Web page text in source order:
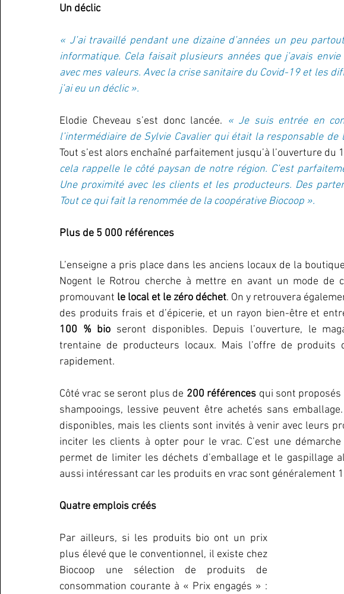
Un déclic
« J’ai travaillé pendant une dizaine d’années un peu
informatique. Cela faisait plusieurs années que j’avais
avec mes valeurs. Avec la crise sanitaire du Covid-19 et les
j’ai eu un déclic ».
Elodie Cheveau s’est donc lancée. « Je suis entrée en
Tout s’est alors enchaîné parfaitement jusqu’à l’ouverture du
cela rappelle le côté paysan de notre région. C’est
Une proximité avec les clients et les producteurs. Des
Tout ce qui fait la renommée de la coopérative Biocoop ».
Plus de 5 000 références
L’enseigne a pris place dans les anciens locaux de la
Nogent le Rotrou cherche à mettre en avant un mode de
promouvant le local et le zéro déchet. On y retrouvera
100 % bio seront disponibles. Depuis l’ouverture, le
trentaine de producteurs locaux. Mais l’offre de
rapidement.
Côté vrac se seront plus de 200 références qui sont
shampooings, lessive peuvent être achetés sans
disponibles, mais les clients sont invités à venir avec leurs
inciter les clients à opter pour le vrac. C’est une
permet de limiter les déchets d’emballage et le gaspillage
aussi intéressant car les produits en vrac sont généralement
Quatre emplois créés
Par ailleurs, si les produits bio ont un prix
plus élevé que le conventionnel, il existe chez
Biocoop une sélection de produits de
consommation courante à « Prix engagés » :